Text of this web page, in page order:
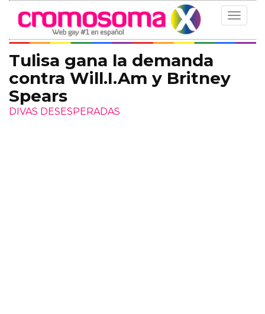
Toggle
Tulisa gana la demanda
contra Will.I.Am y Britney
Spears
DIVAS DESESPERADAS